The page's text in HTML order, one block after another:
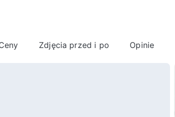
Zdjęcia przed i po Opinie